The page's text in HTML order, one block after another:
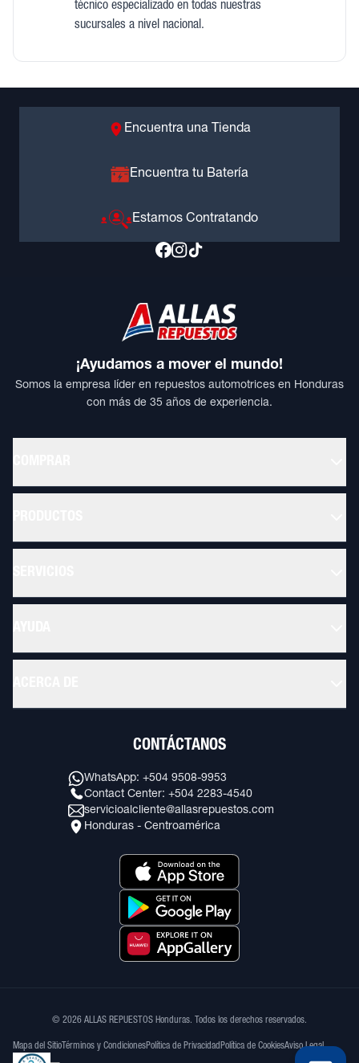
técnico especializado en todas nuestras
sucursales a nivel nacional.
Encuentra una Tienda
Encuentra tu Batería
Estamos Contratando
¡Ayudamos a mover el mundo!
Somos la empresa líder en repuestos automotrices en Honduras
con más de 35 años de experiencia.
CONTÁCTANOS
WhatsApp: +504 9508-9953
Contact Center: +504 2283-4540
servicioalcliente@allasrepuestos.com
Honduras - Centroamérica
© 2026 ALLAS REPUESTOS Honduras. Todos los derechos reservados.
Mapa del Sitio Términos y CondicionesPolítica de Privacidad Política de CookiesAviso Legal